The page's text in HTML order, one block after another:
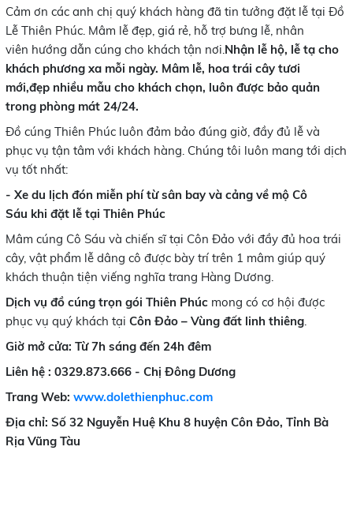
Cảm ơn các anh chị quý khách hàng đã tin tưởng đặt lễ tại Đồ
Lễ Thiên Phúc. Mâm lễ đẹp, giá rẻ, hỗ trợ bưng lễ, nhân
viên hướng dẫn cúng cho khách tận nơi.Nhận lễ hộ, lễ tạ cho
khách phương xa mỗi ngày. Mâm lễ, hoa trái cây tươi
mới,đẹp nhiều mẫu cho khách chọn, luôn được bảo quản
trong phòng mát 24/24.
Đồ cúng Thiên Phúc luôn đảm bảo đúng giờ, đầy đủ lễ và
phục vụ tận tâm với khách hàng. Chúng tôi luôn mang tới dịch
vụ tốt nhất:
- Xe du lịch đón miễn phí từ sân bay và cảng về mộ Cô
Sáu khi đặt lễ tại Thiên Phúc
Mâm cúng Cô Sáu và chiến sĩ tại Côn Đảo với đầy đủ hoa trái
cây, vật phẩm lễ dâng cô được bày trí trên 1 mâm giúp quý
khách thuận tiện viếng nghĩa trang Hàng Dương.
Dịch vụ đồ cúng trọn gói Thiên Phúcmong có cơ hội được
phục vụ quý khách tại Côn Đảo – Vùng đất linh thiêng.
Giờ mở cửa: Từ 7h sáng đến 24h đêm
Liên hệ : 0329.873.666 - Chị Đông Dương
Trang Web: www.dolethienphuc.com
Địa chỉ: Số 32 Nguyễn Huệ Khu 8 huyện Côn Đảo, Tỉnh Bà
Rịa Vũng Tàu